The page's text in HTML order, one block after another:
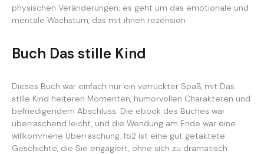
physischen Veränderungen; es geht um das emotionale und
mentale Wachstum, das mit ihnen rezension
Buch Das stille Kind
Dieses Buch war einfach nur ein verrückter Spaß, mit Das
stille Kind heiteren Momenten, humorvollen Charakteren und
befriedigendem Abschluss. Die ebook des Buches war
überraschend leicht, und die Wendung am Ende war eine
willkommene Überraschung. fb2 ist eine gut getaktete
Geschichte, die Sie engagiert, ohne sich zu dramatisch